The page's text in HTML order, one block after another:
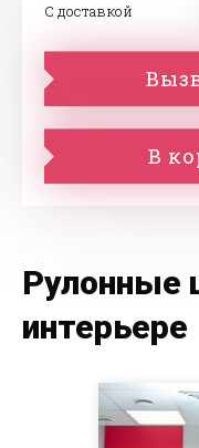
С доставкой
В
Рулонные
интерьере